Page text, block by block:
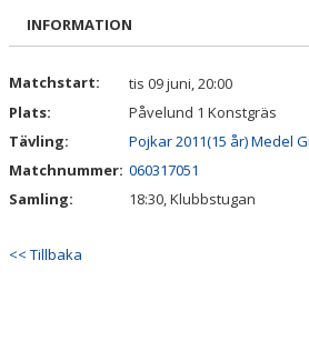
DOKUMENT
INFORMATION
Matchstart:
tis 09 juni, 20:00
Plats:
Påvelund 1 Konstgräs
Tävling:
Pojkar 2011(15 år) Medel
Matchnummer: 060317051
Samling:
18:30, Klubbstugan
<< Tillbaka